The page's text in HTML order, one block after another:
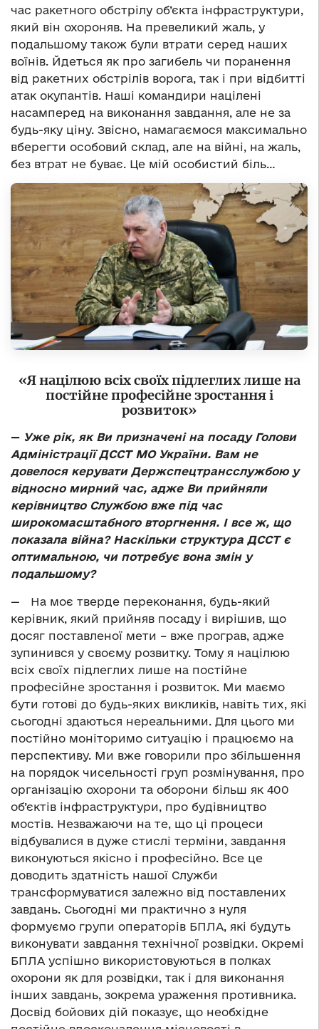
час ракетного обстрілу об’єкта інфраструктури,
який він охороняв. На превеликий жаль, у
подальшому також були втрати серед наших
воїнів. Йдеться як про загибель чи поранення
від ракетних обстрілів ворога, так і при відбитті
атак окупантів. Наші командири націлені
насамперед на виконання завдання, але не за
будь-яку ціну. Звісно, намагаємося максимально
вберегти особовий склад, але на війні, на жаль,
без втрат не буває. Це мій особистий біль…
«Я націлюю всіх своїх підлеглих лише на
постійне професійне зростання і
розвиток»
— Уже рік, як Ви призначені на посаду Голови
Адміністрації ДССТ МО України. Вам не
довелося керувати Держспецтрансслужбою у
відносно мирний час, адже Ви прийняли
керівництво Службою вже під час
широкомасштабного вторгнення. І все ж, що
показала війна? Наскільки структура ДССТ є
оптимальною, чи потребує вона змін у
подальшому?
— На моє тверде переконання, будь-який
керівник, який прийняв посаду і вирішив, що
досяг поставленої мети – вже програв, адже
зупинився у своєму розвитку. Тому я націлюю
всіх своїх підлеглих лише на постійне
професійне зростання і розвиток. Ми маємо
бути готові до будь-яких викликів, навіть тих, які
сьогодні здаються нереальними. Для цього ми
постійно моніторимо ситуацію і працюємо на
перспективу. Ми вже говорили про збільшення
на порядок чисельності груп розмінування, про
організацію охорони та оборони більш як 400
об’єктів інфраструктури, про будівництво
мостів. Незважаючи на те, що ці процеси
відбувалися в дуже стислі терміни, завдання
виконуються якісно і професійно. Все це
доводить здатність нашої Служби
трансформуватися залежно від поставлених
завдань. Сьогодні ми практично з нуля
формуємо групи операторів БПЛА, які будуть
виконувати завдання технічної розвідки. Окремі
БПЛА успішно використовуються в полках
охорони як для розвідки, так і для виконання
інших завдань, зокрема ураження противника.
Досвід бойових дій показує, що необхідне